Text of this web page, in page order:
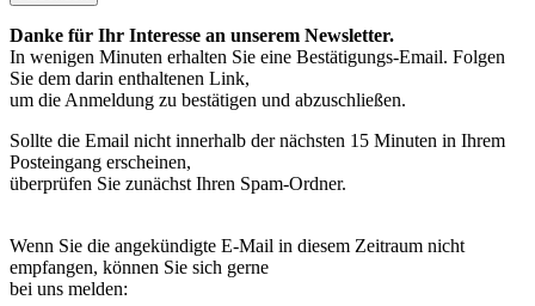
Danke für Ihr Interesse an unserem Newsletter.
In wenigen Minuten erhalten Sie eine Bestätigungs-Email. Folgen
Sie dem darin enthaltenen Link,
um die Anmeldung zu bestätigen und abzuschließen.
Sollte die Email nicht innerhalb der nächsten 15 Minuten in Ihrem
Posteingang erscheinen,
überprüfen Sie zunächst Ihren Spam-Ordner.
Wenn Sie die angekündigte E-Mail in diesem Zeitraum nicht
empfangen, können Sie sich gerne
bei uns melden: